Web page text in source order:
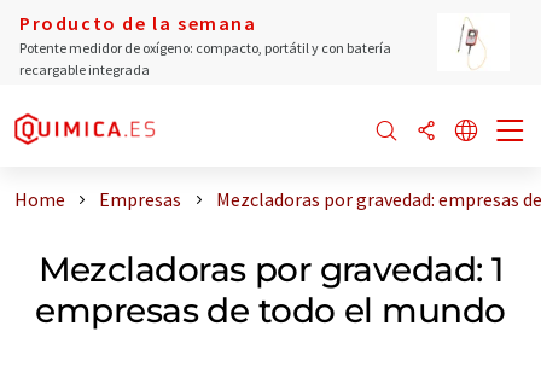
Producto de la semana
Potente medidor de oxígeno: compacto, portátil y con batería
recargable integrada
Home Empresas Mezcladoras por gravedad: empresas
Mezcladoras por gravedad: 1
empresas de todo el mundo